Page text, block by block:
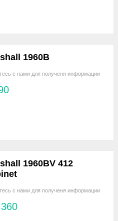
1960B
с нами для полученя информации
1960BV 412
с нами для полученя информации